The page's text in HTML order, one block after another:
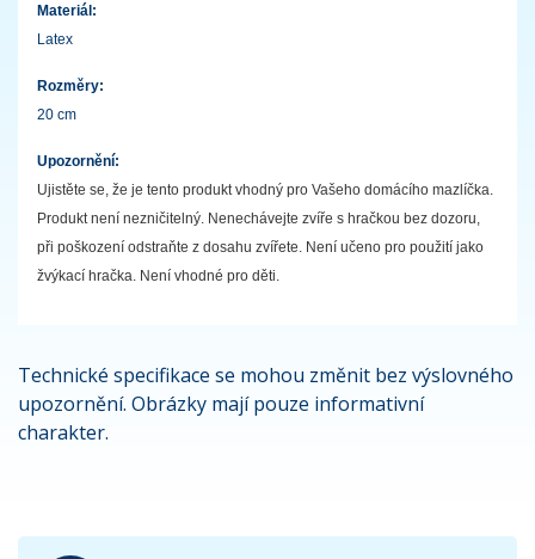
Materiál:
Latex
Rozměry:
20 cm
Upozornění:
Ujistěte se, že je tento produkt vhodný pro Vašeho domácího mazlíčka.
Produkt není nezničitelný. Nenechávejte zvíře s hračkou bez dozoru,
při poškození odstraňte z dosahu zvířete. Není učeno pro použití jako
žvýkací hračka. Není vhodné pro děti.
Technické specifikace se mohou změnit bez výslovného
upozornění. Obrázky mají pouze informativní
charakter.